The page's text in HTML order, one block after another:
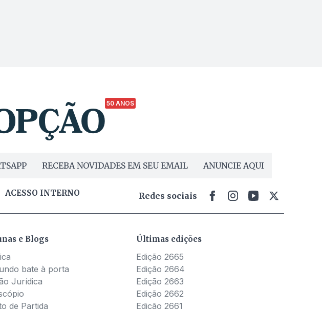
50 ANOS
RECEBA NOVIDADES EM SEU EMAIL ANUNCIE AQUI
ACESSO INTERNO Redes sociais
e Blogs
bate à porta
Jurídica
de Partida
Últimas edições
Edição 2665
Edição 2664
Edição 2663
Edição 2662
Edição 2661